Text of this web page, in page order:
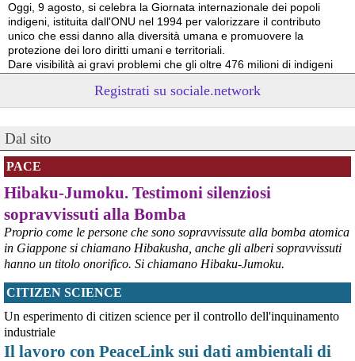
Oggi, 9 agosto, si celebra la Giornata internazionale dei popoli
indigeni, istituita dall'ONU nel 1994 per valorizzare il contributo
unico che essi danno alla diversità umana e promuovere la
protezione dei loro diritti umani e territoriali.
Dare visibilità ai gravi problemi che gli oltre 476 milioni di indigeni
necessario per il loro futuro.
Survival International info@survival.it
@peacelink - 9/8/2026 10:46
Da Luisa Morgantini, presidente di AssopacePalestina (per contatti:
lmorgantiniassopace@gmail.com)
A Supino, in provincia di Frosinone, al centro di AssopacePalestina
"Bab el Sham" (la  porta del sole), dal 16 al 23 agosto 2026, 60
studentesse e studenti di Gaza, che hanno avuto scholarship da
diverse Universita' italiane, si incontreranno per conoscersi,
scambiare idee, essere di reciproco aiuto, per condividere la loro
situazione, i bisogni e le necessita'.
#dirittiglobali #Palestina
@peacelink - 9/8/2026 10:43
Ivrea, 232° Presidio per la Pace di Sabato 8° agosto 2026 - Report
fotografico
pace #pcknews Ivrea
Registrati su sociale.network
Dal sito
PACE
Hibaku-Jumoku. Testimoni silenziosi
sopravvissuti alla Bomba
Proprio come le persone che sono sopravvissute alla bomba atomica
in Giappone si chiamano Hibakusha, anche gli alberi sopravvissuti
hanno un titolo onorifico. Si chiamano Hibaku-Jumoku.
CITIZEN SCIENCE
Un esperimento di citizen science per il controllo dell'inquinamento
industriale
Il lavoro con PeaceLink sui dati ambientali di